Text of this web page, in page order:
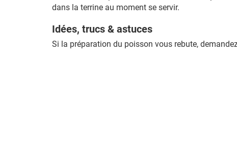
dans la terrine au moment se servir.
Idées, trucs & astuces
Si la préparation du poisson vous rebute,